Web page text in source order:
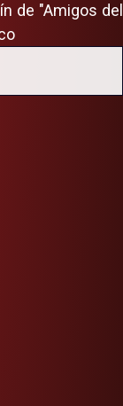
de "Amigos del